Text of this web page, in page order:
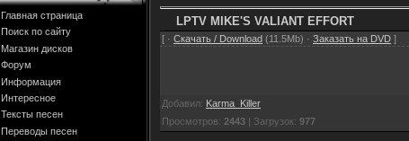
Главная страница
Поиск по сайту
Магазин дисков
Форум
Информация
Интересное
Тексты песен
Переводы песен
LPTV MIKE'S VALIANT EFFORT
[ · Скачать / Download (11.5Mb) · Заказать на DVD ]
Добавил: Karma_Killer
Просмотров: 2443 | Загрузок: 977